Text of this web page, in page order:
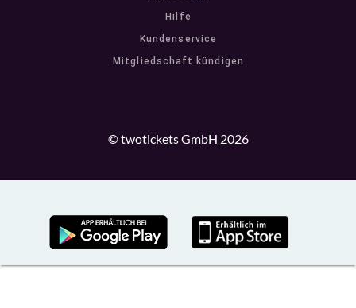
Hilfe
Kundenservice
Mitgliedschaft kündigen
© twotickets GmbH 2026